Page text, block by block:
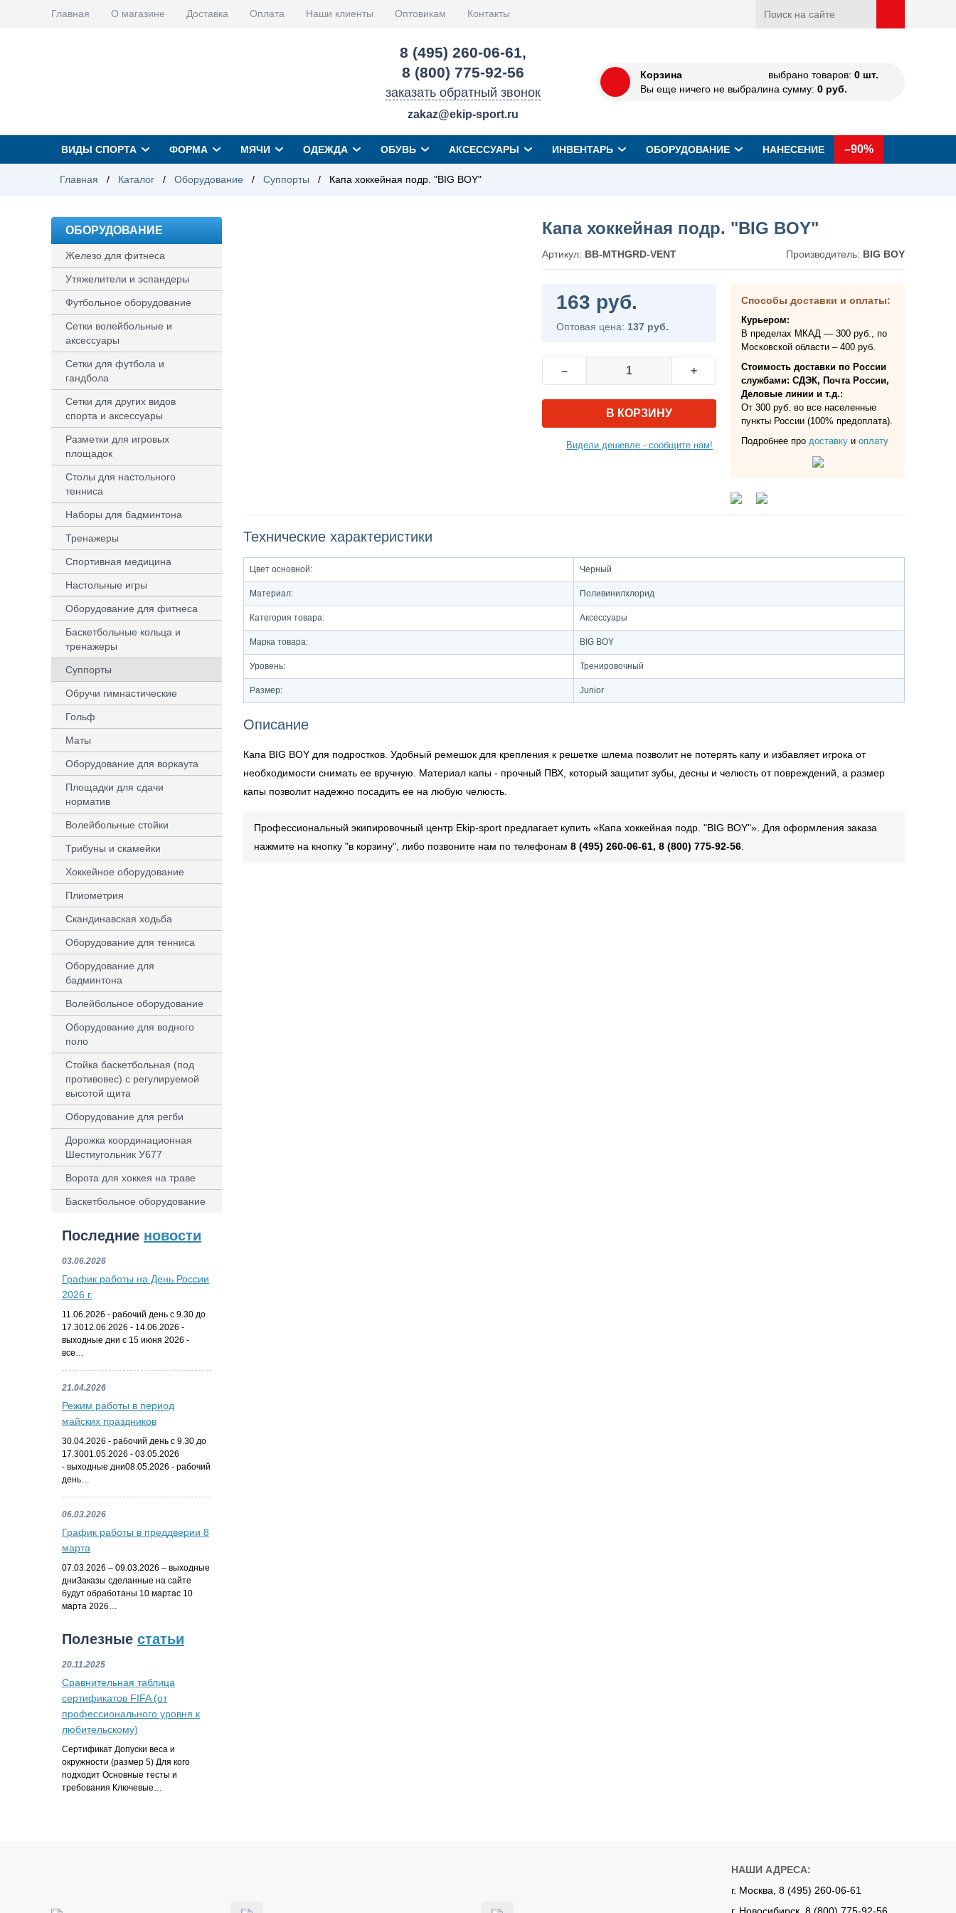
Главная О магазине Доставка Оплата Наши клиенты Оптовикам Контакты
8 (495) 260-06-61,
8 (800) 775-92-56
заказать обратный звонок
zakaz@ekip-sport.ru
Корзина
Вы еще ничего не выбрали
выбрано товаров: 0 шт.
на сумму: 0 руб.
ВИДЫ СПОРТА ФОРМА МЯЧИ ОДЕЖДА ОБУВЬ АКСЕССУАРЫ ИНВЕНТАРЬ ОБОРУДОВАНИЕ НАНЕСЕНИЕ –90%
Главная / Каталог / Оборудование / Суппорты / Капа хоккейная подр. "BIG BOY"
ОБОРУДОВАНИЕ
Железо для фитнеса
Утяжелители и эспандеры
Футбольное оборудование
Сетки волейбольные и
аксессуары
Сетки для футбола и
гандбола
Сетки для других видов
спорта и аксессуары
Разметки для игровых
площадок
Столы для настольного
тенниса
Наборы для бадминтона
Тренажеры
Спортивная медицина
Настольные игры
Оборудование для фитнеса
Баскетбольные кольца и
тренажеры
Суппорты
Обручи гимнастические
Гольф
Маты
Оборудование для воркаута
Площадки для сдачи
норматив
Волейбольные стойки
Трибуны и скамейки
Хоккейное оборудование
Плиометрия
Скандинавская ходьба
Оборудование для тенниса
Оборудование для
бадминтона
Волейбольное оборудование
Оборудование для водного
поло
Стойка баскетбольная (под
противовес) с регулируемой
высотой щита
Оборудование для регби
Дорожка координационная
Шестиугольник У677
Ворота для хоккея на траве
Баскетбольное оборудование
Последние новости
03.06.2026
График работы на День России
2026 г.
11.06.2026 - рабочий день с 9.30 до
17.3012.06.2026 - 14.06.2026 -
выходные дни с 15 июня 2026 -
все…
21.04.2026
Режим работы в период
майских праздников
30.04.2026 - рабочий день с 9.30 до
17.3001.05.2026 - 03.05.2026
- выходные дни08.05.2026 - рабочий
день…
06.03.2026
График работы в преддверии 8
марта
07.03.2026 – 09.03.2026 – выходные
дниЗаказы сделанные на сайте
будут обработаны 10 мартас 10
марта 2026…
Полезные статьи
20.11.2025
Сравнительная таблица
сертификатов FIFA (от
профессионального уровня к
любительскому)
Сертификат Допуски веса и
окружности (размер 5) Для кого
подходит Основные тесты и
требования Ключевые…
Капа хоккейная подр. "BIG BOY"
Артикул: BB-MTHGRD-VENT Производитель: BIG BOY
163 руб.
Оптовая цена: 137 руб.
– +
В КОРЗИНУ
Видели дешевле - сообщите нам!
Способы доставки и оплаты:
Курьером:
В пределах МКАД — 300 руб., по
Московской области – 400 руб.
Стоимость доставки по России
службами: СДЭК, Почта России,
Деловые линии и т.д.:
От 300 руб. во все населенные
пункты России (100% предоплата).
Подробнее про доставку и оплату
Технические характеристики
Цвет основной: Черный
Материал: Поливинилхлорид
Категория товара: Аксессуары
Марка товара: BIG BOY
Уровень: Тренировочный
Размер: Junior
Описание
Капа BIG BOY для подростков. Удобный ремешок для крепления к решетке шлема позволит не потерять капу и избавляет игрока от
необходимости снимать ее вручную. Материал капы - прочный ПВХ, который защитит зубы, десны и челюсть от повреждений, а размер
капы позволит надежно посадить ее на любую челюсть.
Профессиональный экипировочный центр Ekip-sport предлагает купить «Капа хоккейная подр. "BIG BOY"». Для оформления заказа
нажмите на кнопку "в корзину", либо позвоните нам по телефонам 8 (495) 260-06-61, 8 (800) 775-92-56
НАШИ АДРЕСА:
г. Москва, 8 (495) 260-06-61